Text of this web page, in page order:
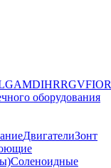
GAMDIHRRGV
оборудования
ДвигателиЗонт
Соленоидные